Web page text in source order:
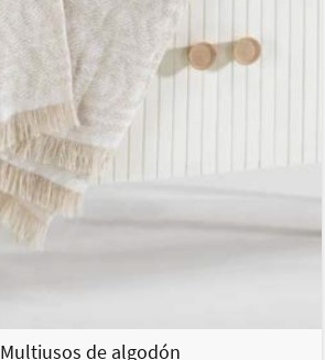
Multiusos de algodón